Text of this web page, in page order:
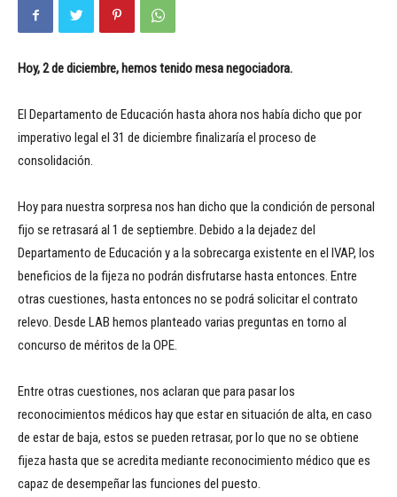
Hoy, 2 de diciembre, hemos tenido mesa negociadora.
El Departamento de Educación hasta ahora nos había dicho que por
imperativo legal el 31 de diciembre finalizaría el proceso de
consolidación.
Hoy para nuestra sorpresa nos han dicho que la condición de personal
fijo se retrasará al 1 de septiembre. Debido a la dejadez del
Departamento de Educación y a la sobrecarga existente en el IVAP, los
beneficios de la fijeza no podrán disfrutarse hasta entonces. Entre
otras cuestiones, hasta entonces no se podrá solicitar el contrato
relevo. Desde LAB hemos planteado varias preguntas en torno al
concurso de méritos de la OPE.
Entre otras cuestiones, nos aclaran que para pasar los
reconocimientos médicos hay que estar en situación de alta, en caso
de estar de baja, estos se pueden retrasar, por lo que no se obtiene
fijeza hasta que se acredita mediante reconocimiento médico que es
capaz de desempeñar las funciones del puesto.